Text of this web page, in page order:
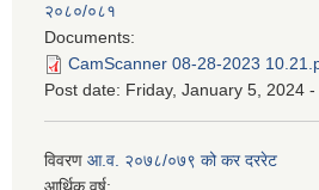
२०८०/०८१
Documents:
CamScanner 08-28-2023
Post date: Friday, January 5, 2024 -
विवरण आ.व. २०७८/०७९ को कर दररेट
आर्थिक वर्ष: